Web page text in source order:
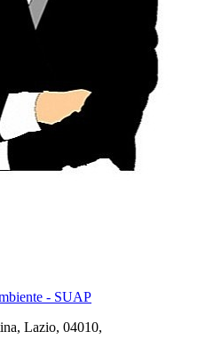
- SUAP
Lazio, 04010,